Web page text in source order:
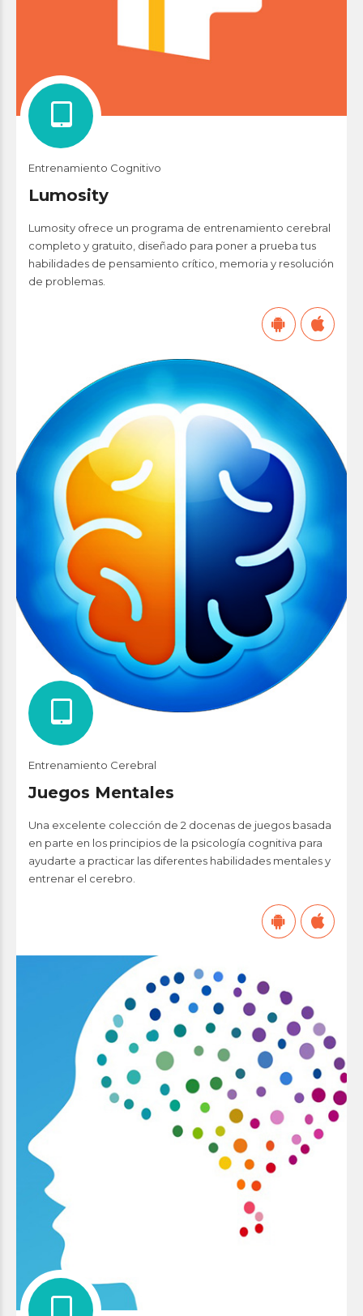
Entrenamiento Cognitivo
Lumosity
Lumosity ofrece un programa de entrenamiento cerebral
completo y gratuito, diseñado para poner a prueba tus
habilidades de pensamiento crítico, memoria y resolución
de problemas.
Entrenamiento Cerebral
Juegos Mentales
Una excelente colección de 2 docenas de juegos basada
en parte en los principios de la psicología cognitiva para
ayudarte a practicar las diferentes habilidades mentales y
entrenar el cerebro.